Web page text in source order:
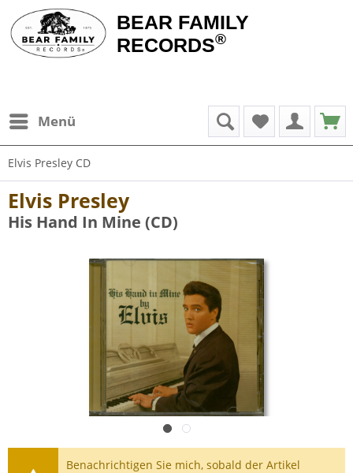
BEAR FAMILY
RECORDS®
Menü
Elvis Presley CD
Elvis Presley
His Hand In Mine (CD)
Benachrichtigen Sie mich, sobald der Artikel